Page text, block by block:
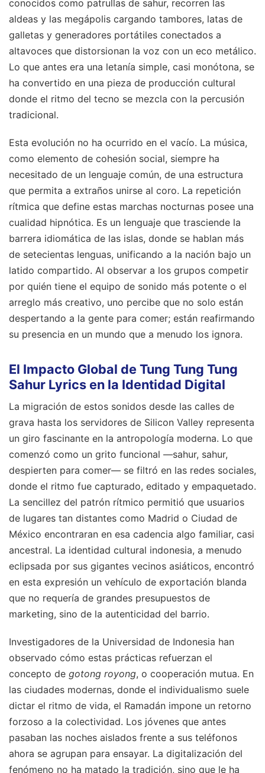
conocidos como patrullas de sahur, recorren las
aldeas y las megápolis cargando tambores, latas de
galletas y generadores portátiles conectados a
altavoces que distorsionan la voz con un eco metálico.
Lo que antes era una letanía simple, casi monótona, se
ha convertido en una pieza de producción cultural
donde el ritmo del tecno se mezcla con la percusión
tradicional.
Esta evolución no ha ocurrido en el vacío. La música,
como elemento de cohesión social, siempre ha
necesitado de un lenguaje común, de una estructura
que permita a extraños unirse al coro. La repetición
rítmica que define estas marchas nocturnas posee una
cualidad hipnótica. Es un lenguaje que trasciende la
barrera idiomática de las islas, donde se hablan más
de setecientas lenguas, unificando a la nación bajo un
latido compartido. Al observar a los grupos competir
por quién tiene el equipo de sonido más potente o el
arreglo más creativo, uno percibe que no solo están
despertando a la gente para comer; están reafirmando
su presencia en un mundo que a menudo los ignora.
El Impacto Global de Tung Tung Tung
Sahur Lyrics en la Identidad Digital
La migración de estos sonidos desde las calles de
grava hasta los servidores de Silicon Valley representa
un giro fascinante en la antropología moderna. Lo que
comenzó como un grito funcional —sahur, sahur,
despierten para comer— se filtró en las redes sociales,
donde el ritmo fue capturado, editado y empaquetado.
La sencillez del patrón rítmico permitió que usuarios
de lugares tan distantes como Madrid o Ciudad de
México encontraran en esa cadencia algo familiar, casi
ancestral. La identidad cultural indonesia, a menudo
eclipsada por sus gigantes vecinos asiáticos, encontró
en esta expresión un vehículo de exportación blanda
que no requería de grandes presupuestos de
marketing, sino de la autenticidad del barrio.
Investigadores de la Universidad de Indonesia han
observado cómo estas prácticas refuerzan el
concepto de gotong royong, o cooperación mutua. En
las ciudades modernas, donde el individualismo suele
dictar el ritmo de vida, el Ramadán impone un retorno
forzoso a la colectividad. Los jóvenes que antes
pasaban las noches aislados frente a sus teléfonos
ahora se agrupan para ensayar. La digitalización del
fenómeno no ha matado la tradición, sino que le ha